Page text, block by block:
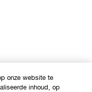
onze website te
inhoud, op